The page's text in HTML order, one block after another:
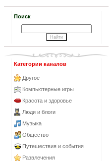
Поиск
Категории каналов
Другое
Компьютерные игры
Красота и здоровье
Люди и блоги
Музыка
Общество
Путешествия и события
Развлечения